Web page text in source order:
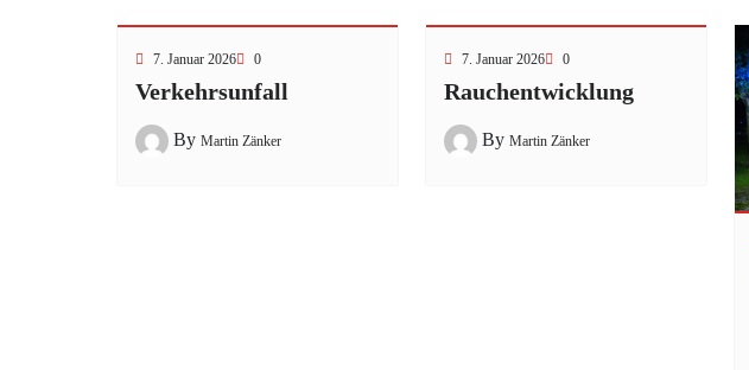
7. Januar 2026 0
Verkehrsunfall
By Martin Zänker
7. Januar 2026 0
Rauchentwicklung
By Martin Zänker